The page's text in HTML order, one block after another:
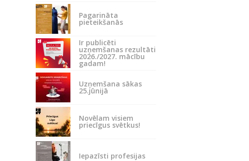
Pagarināta
pieteikšanās
Ir publicēti
uzņemšanas rezultāti
2026./2027. mācību
gadam!
Uzņemšana sākas
25.jūnijā
Novēlam visiem
priecīgus svētkus!
Iepazīsti profesijas